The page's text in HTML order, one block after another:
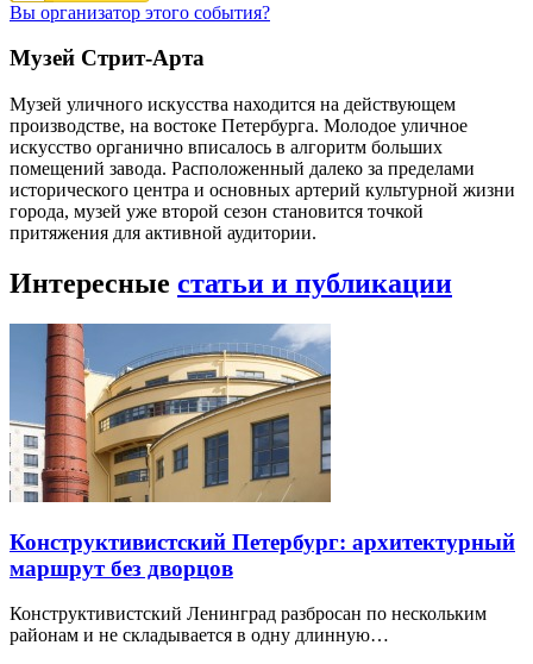
Вы организатор этого события?
Музей Стрит-Арта
Музей уличного искусства находится на действующем
производстве, на востоке Петербурга. Молодое уличное
искусство органично вписалось в алгоритм больших
помещений завода. Расположенный далеко за пределами
исторического центра и основных артерий культурной жизни
города, музей уже второй сезон становится точкой
притяжения для активной аудитории.
Интересные статьи и публикации
Конструктивистский Петербург: архитектурный
маршрут без дворцов
Конструктивистский Ленинград разбросан по нескольким
районам и не складывается в одну длинную…